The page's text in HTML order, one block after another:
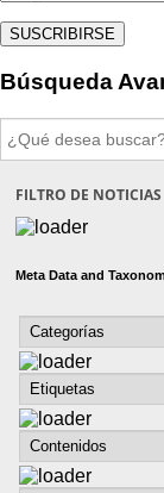
Búsqueda
Buscar:
FILTRO DE NOTICIAS
Meta Data and